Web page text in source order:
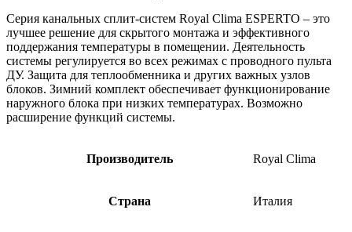
Серия канальных сплит-систем Royal Clima ESPERTO – это
лучшее решение для скрытого монтажа и эффективного
поддержания температуры в помещении. Деятельность
системы регулируется во всех режимах с проводного пульта
ДУ. Защита для теплообменника и других важных узлов
блоков. Зимний комплект обеспечивает функционирование
наружного блока при низких температурах. Возможно
расширение функций системы.
Производитель Royal Clima
Страна Италия